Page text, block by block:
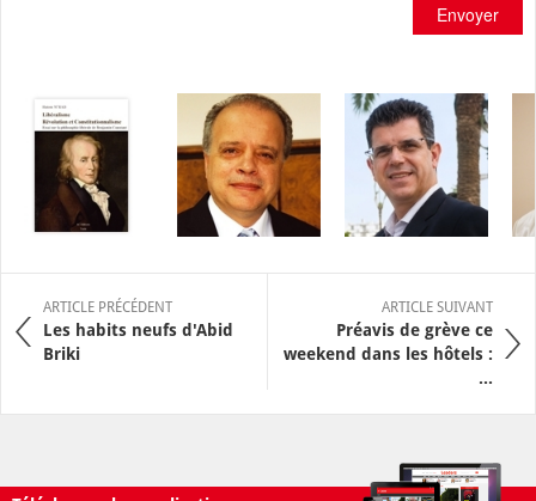
Envoyer
ARTICLE PRÉCÉDENT
Les habits neufs d'Abid
Briki
ARTICLE SUIVANT
Préavis de grève ce
weekend dans les hôtels :
...